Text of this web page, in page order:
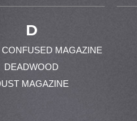
D
MAGAZINE
DEADWOOD
MAGAZINE